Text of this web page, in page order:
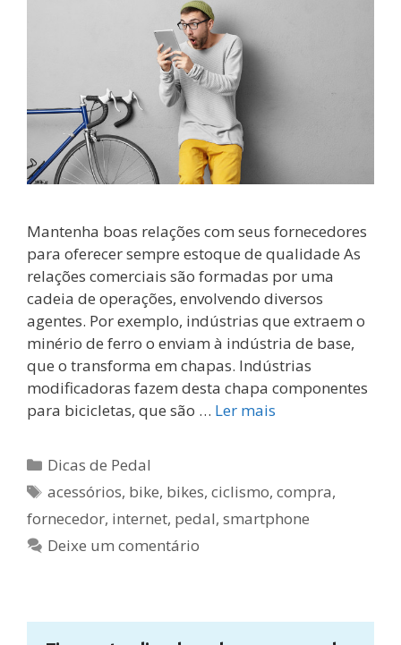
Mantenha boas relações com seus fornecedores
para oferecer sempre estoque de qualidade As
relações comerciais são formadas por uma
cadeia de operações, envolvendo diversos
agentes. Por exemplo, indústrias que extraem o
minério de ferro o enviam à indústria de base,
que o transforma em chapas. Indústrias
modificadoras fazem desta chapa componentes
para bicicletas, que são … Ler mais
Categorias
Dicas de Pedal
Tags
acessórios, bike, bikes,ciclismo,compra,
fornecedor, internet, pedal, smartphone
Deixe um comentário